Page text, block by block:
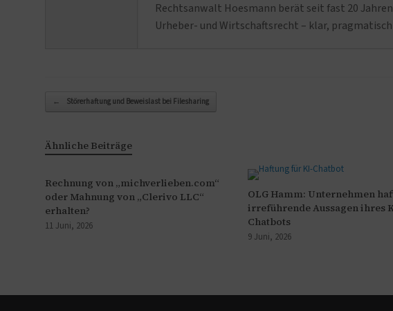
Rechtsanwalt Hoesmann berät seit fast 20
Urheber- und Wirtschaftsrecht – klar,
Beitragsnavigation
← Störerhaftung und Beweislast bei Filesharing
Ähnliche Beiträge
Rechnung von „michverlieben.com“
oder Mahnung von „Clerivo LLC“
erhalten?
11 Juni, 2026
OLG Hamm: Unternehmen
irreführende Aussagen ihres
Chatbots
9 Juni, 2026